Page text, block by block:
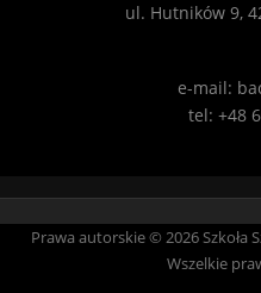
ul. Hutników 9,
e-mail:
tel: +48
Prawa autorskie © 2026 Szkoła
Wszelkie